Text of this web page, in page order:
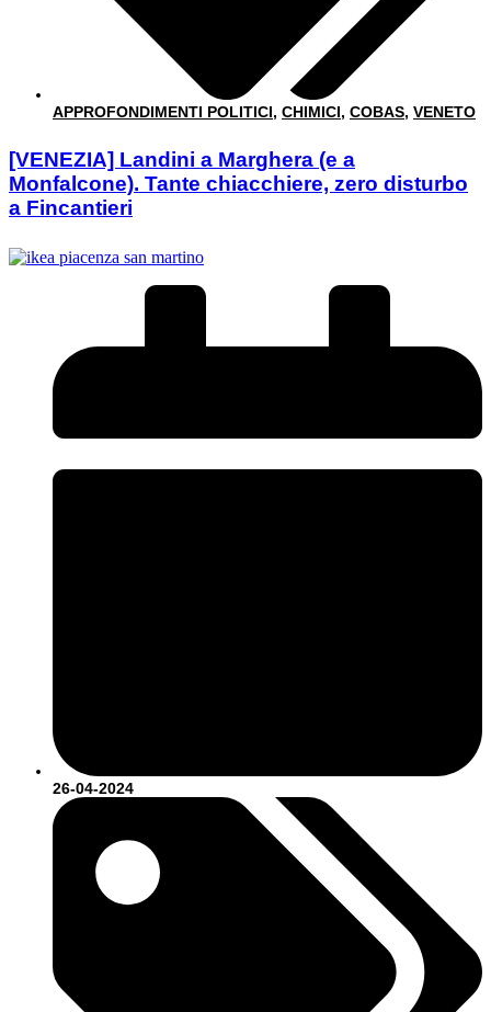
APPROFONDIMENTI POLITICI, CHIMICI, COBAS, VENETO
[VENEZIA] Landini a Marghera (e a
Monfalcone). Tante chiacchiere, zero disturbo
a Fincantieri
26-04-2024